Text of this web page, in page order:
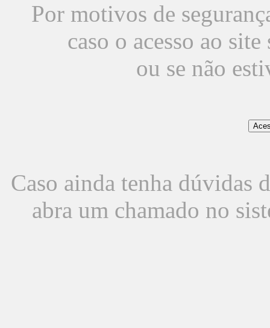
Por motivos de
caso o acesso ao
ou se não
Caso ainda tenha dúvidas
abra um chamado no